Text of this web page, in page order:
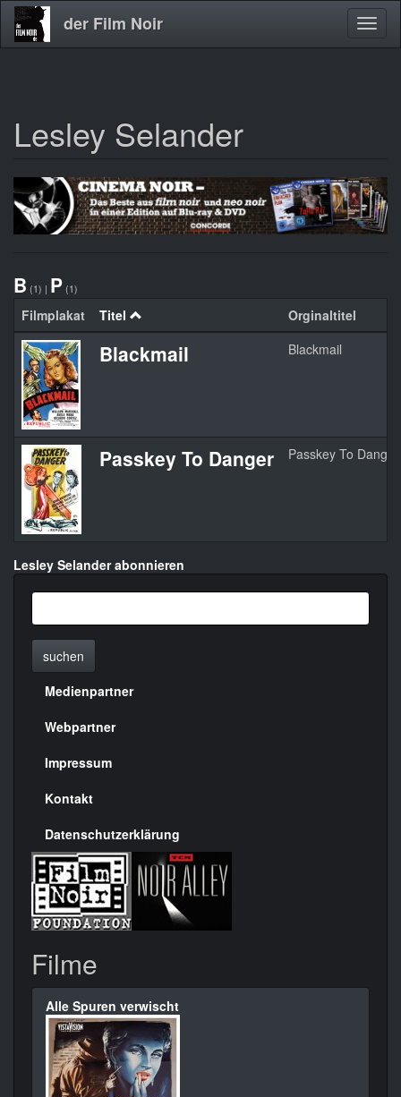
Direkt
zum
der Film Noir
Lesley Selander
B (1) | P (1)
Filmplakat Titel Orginaltitel
Blackmail Blackmail
Passkey To Danger Passkey To Danger
Lesley Selander abonnieren
suchen
Menülinks
rechte
Seite
Medienpartner
Webpartner
Impressum
Kontakt
Datenschutzerklärung
Filme
Alle Spuren verwischt